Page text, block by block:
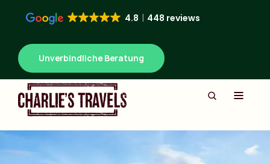
4.8 448 reviews
Unverbindliche Beratung